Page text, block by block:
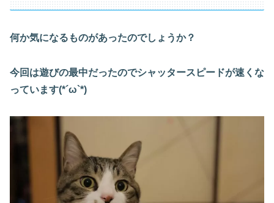
何か気になるものがあったのでしょうか？
今回は遊びの最中だったのでシャッタースピードが速くな
っています(*´ω`*)